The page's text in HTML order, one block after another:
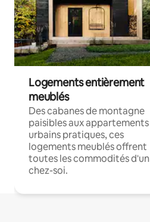
Logements entièrement
meublés
Des cabanes de montagne
paisibles aux appartements
urbains pratiques, ces
logements meublés offrent
toutes les commodités d'un
chez-soi.